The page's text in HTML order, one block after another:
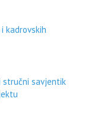
kadrovskih
stručni savjentik